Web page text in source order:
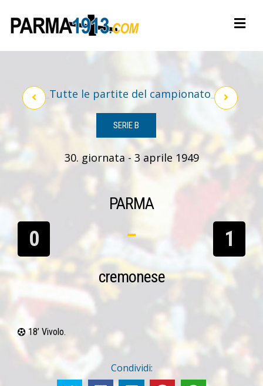
Tutte le partite del campionato
SERIE B
30. giornata - 3 aprile 1949
PARMA
0 1
cremonese
18’ Vivolo.
Condividi: